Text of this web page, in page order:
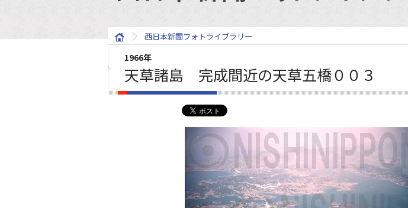
西日本新聞フォトライブラリー
1966年
天草諸島 完成間近の天草五橋００３